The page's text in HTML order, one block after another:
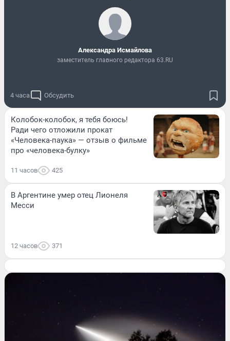
Александра Исмайлова
заместитель главного редактора 63.RU
4 часа Обсудить
Колобок-колобок, я тебя боюсь!
Ради чего отложили прокат
«Человека-паука» — отзыв о фильме
про «человека-булку»
11 часов 425
В Аргентине умер отец Лионеля
Месси
12 часов 371